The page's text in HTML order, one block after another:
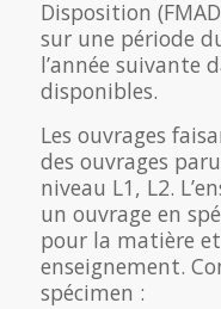
Disposition
sur une période
l’année suivante
disponibles.
Les ouvrages
des ouvrages
niveau L1, L2.
un ouvrage en
pour la matière
enseignement.
spécimen :